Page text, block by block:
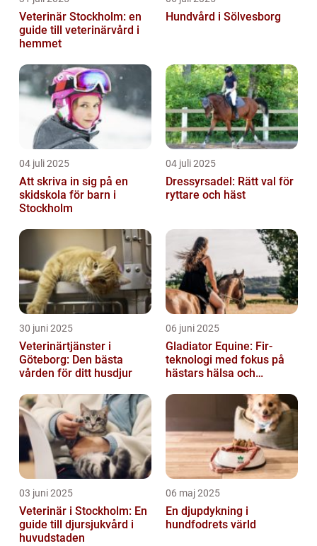
Veterinär Stockholm: en
guide till veterinärvård i
hemmet
Hundvård i Sölvesborg
04 juli 2025
Att skriva in sig på en
skidskola för barn i
Stockholm
04 juli 2025
Dressyrsadel: Rätt val för
ryttare och häst
30 juni 2025
Veterinärtjänster i
Göteborg: Den bästa
vården för ditt husdjur
06 juni 2025
Gladiator Equine: Fir-
teknologi med fokus på
hästars hälsa och
03 juni 2025
Veterinär i Stockholm: En
guide till djursjukvård i
huvudstaden
06 maj 2025
En djupdykning i
hundfodrets värld